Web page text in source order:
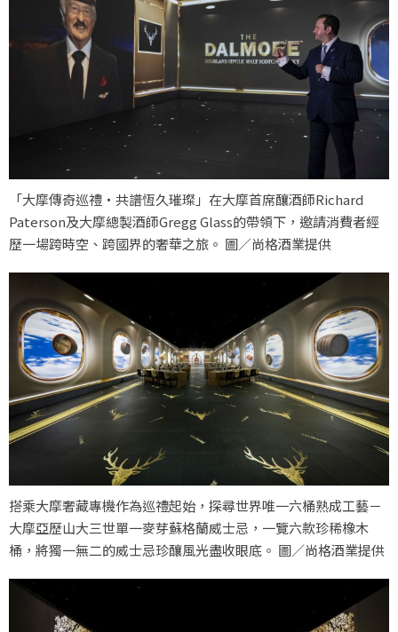
「大摩傳奇巡禮・共譜恆久璀璨」在大摩首席釀酒師Richard
Paterson及大摩總製酒師Gregg Glass的帶領下，邀請消費者經
歷一場跨時空、跨國界的奢華之旅。 圖／尚格酒業提供
搭乘大摩奢藏專機作為巡禮起始，探尋世界唯一六桶熟成工藝－
大摩亞歷山大三世單一麥芽蘇格蘭威士忌，一覽六款珍稀橡木
桶，將獨一無二的威士忌珍釀風光盡收眼底。 圖／尚格酒業提供